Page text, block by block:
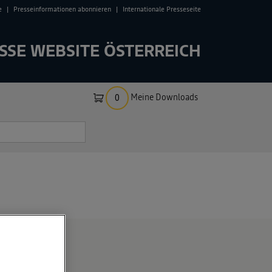
Presseinformationen abonnieren Internationale Presseseite
WEBSITE ÖSTERREICH
0 Meine Downloads